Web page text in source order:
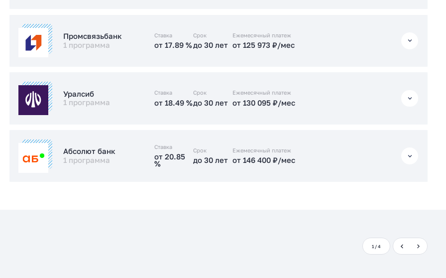
Стандартная
Промсвязьбанк
1 программа
Ставка
от 17.89 %
Срок
до 30 лет
Ежемесячный платеж
от 125 973 ₽/мес
Стандартная
Уралсиб
1 программа
Ставка
от 18.49 %
Срок
до 30 лет
Ежемесячный платеж
от 130 095 ₽/мес
Стандартная
Абсолют банк
1 программа
Ставка
от 20.85
%
Срок
до 30 лет
Ежемесячный платеж
от 146 400 ₽/мес
Подать заявку застройщику 1 /4